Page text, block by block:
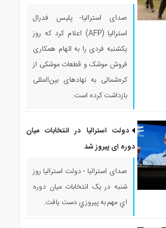
صدای استرالیا- پلیس فدرال
استرالیا (AFP) اعلام کرد که روز
یکشنبه فردی را به اتهام همکاری
فروش موشک و قطعات موشکی از
کره‌شمالی به نهادهای بین‌المللی
بازداشت کرده‌ است.
دولت استرالیا در انتخابات میان
دوره ای پیروز شد
صدای استرالبا - دولت استراليا روز
شنبه در يک انتخابات ميان دوره
اي مهم به پيروزي دست يافت.